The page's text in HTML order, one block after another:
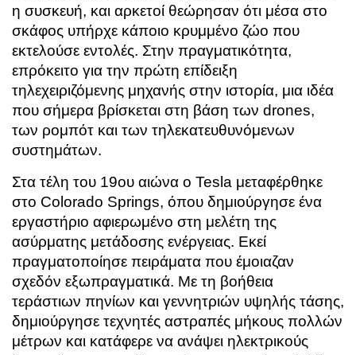
η συσκευή, και αρκετοί θεώρησαν ότι μέσα στο
σκάφος υπήρχε κάποιο κρυμμένο ζώο που
εκτελούσε εντολές. Στην πραγματικότητα,
επρόκειτο για την πρώτη επίδειξη
τηλεχειριζόμενης μηχανής στην ιστορία, μια ιδέα
που σήμερα βρίσκεται στη βάση των drones,
των ρομπότ και των τηλεκατευθυνόμενων
συστημάτων.
Στα τέλη του 19ου αιώνα ο Tesla μεταφέρθηκε
στο Colorado Springs, όπου δημιούργησε ένα
εργαστήριο αφιερωμένο στη μελέτη της
ασύρματης μετάδοσης ενέργειας. Εκεί
πραγματοποίησε πειράματα που έμοιαζαν
σχεδόν εξωπραγματικά. Με τη βοήθεια
τεράστιων πηνίων και γεννητριών υψηλής τάσης,
δημιούργησε τεχνητές αστραπές μήκους πολλών
μέτρων και κατάφερε να ανάψει ηλεκτρικούς